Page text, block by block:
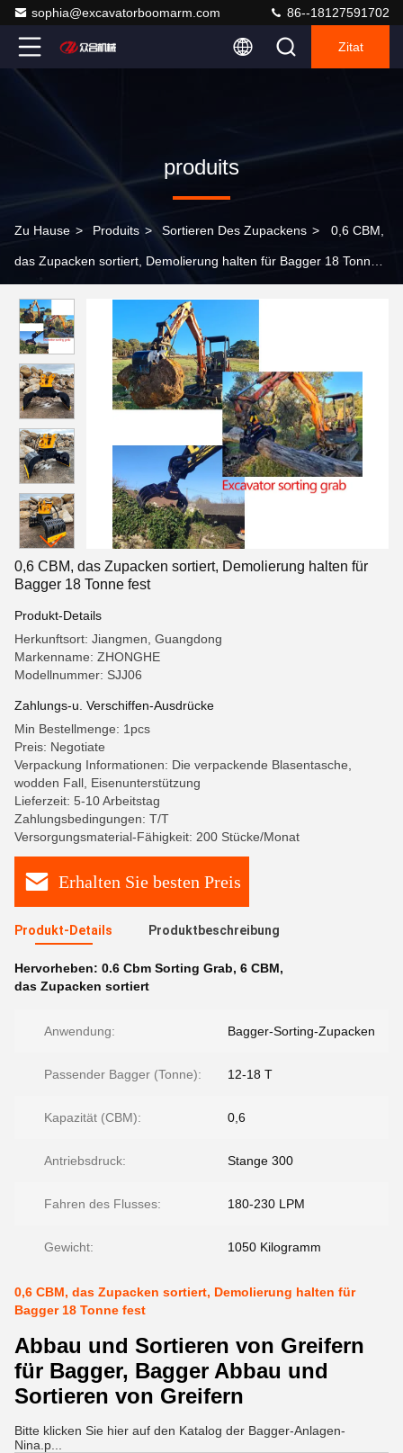
sophia@excavatorboomarm.com 86--18127591702
Zitat
produits
Zu Hause > Produits > Sortieren Des Zupackens > 0,6 CBM,
das Zupacken sortiert, Demolierung halten für Bagger 18 Tonne
0,6 CBM, das Zupacken sortiert, Demolierung halten für
Bagger 18 Tonne fest
Produkt-Details
Herkunftsort: Jiangmen, Guangdong
Markenname: ZHONGHE
Modellnummer: SJJ06
Zahlungs-u. Verschiffen-Ausdrücke
Min Bestellmenge: 1pcs
Preis: Negotiate
Verpackung Informationen: Die verpackende Blasentasche,
wodden Fall, Eisenunterstützung
Lieferzeit: 5-10 Arbeitstag
Zahlungsbedingungen: T/T
Versorgungsmaterial-Fähigkeit: 200 Stücke/Monat
Erhalten Sie besten Preis
Produkt-Details Produktbeschreibung
Hervorheben: 0.6 Cbm Sorting Grab, 6 CBM,
das Zupacken sortiert
Anwendung: Bagger-Sorting-Zupacken
Passender Bagger (Tonne): 12-18 T
Kapazität (CBM): 0,6
Antriebsdruck: Stange 300
Fahren des Flusses: 180-230 LPM
Gewicht: 1050 Kilogramm
0,6 CBM, das Zupacken sortiert, Demolierung halten für
Bagger 18 Tonne fest
Abbau und Sortieren von Greifern
für Bagger, Bagger Abbau und
Sortieren von Greifern
Bitte klicken Sie hier auf den Katalog der Bagger-Anlagen-
Nina.p...